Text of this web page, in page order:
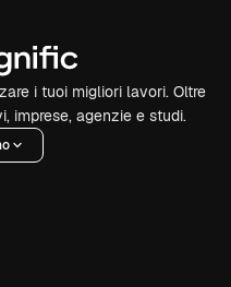
i tuoi migliori lavori. Oltre
imprese, agenzie e studi.